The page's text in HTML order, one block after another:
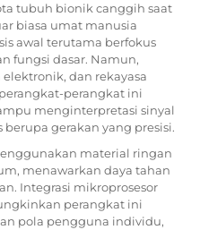
tubuh bionik canggih saat
biasa umat manusia
awal terutama berfokus
fungsi dasar. Namun,
dan rekayasa
perangkat ini
menginterpretasi sinyal
gerakan yang presisi.
material ringan
menawarkan daya tahan
Integrasi mikroprosesor
perangkat ini
pola pengguna individu,